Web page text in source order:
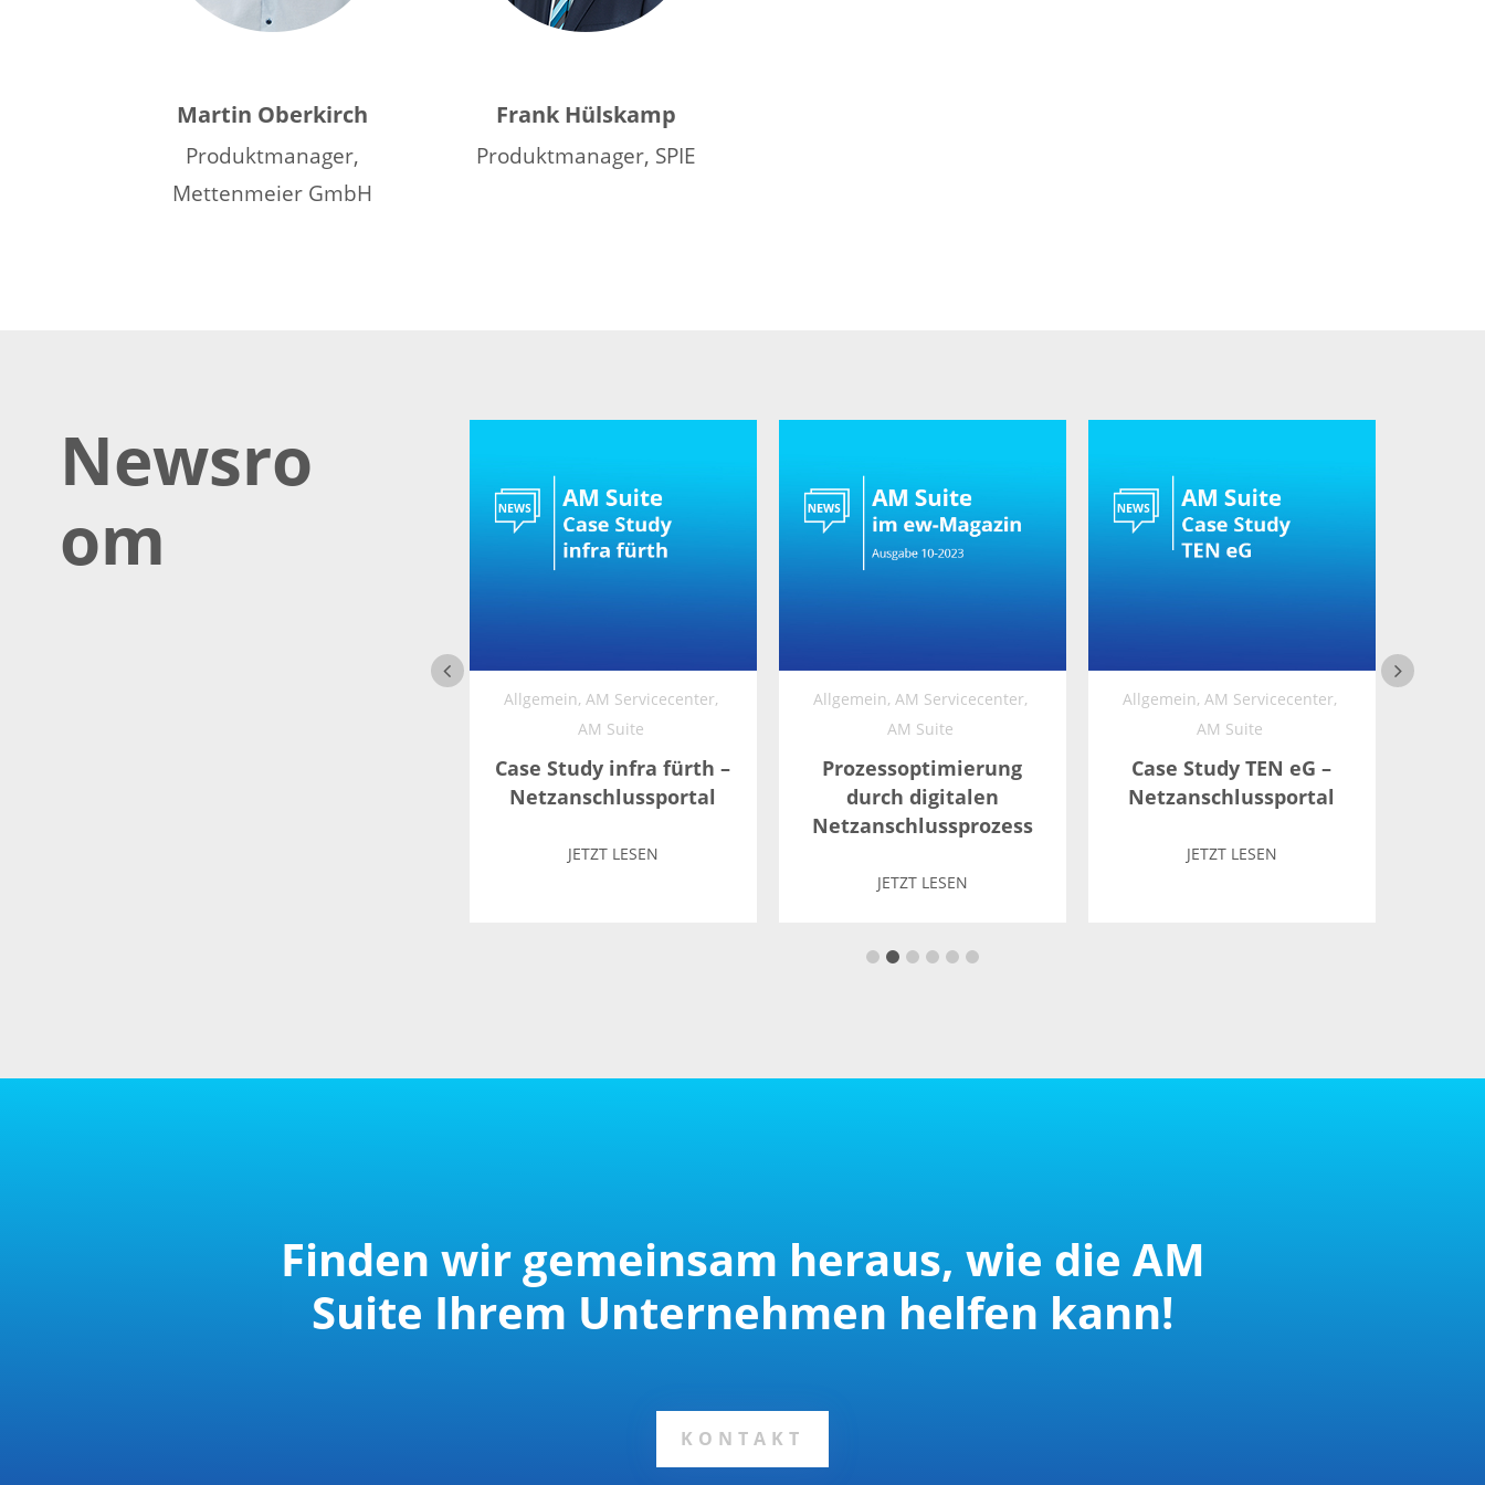
Martin Oberkirch
Produktmanager,
Mettenmeier GmbH
Frank Hülskamp
Produktmanager, SPIE
Newsro
om
Allgemein, AM Servicecenter,
AM Suite
Case Study infra fürth –
Netzanschlussportal
JETZT LESEN
Allgemein, AM Servicecenter,
AM Suite
Prozessoptimierung
durch digitalen
Netzanschlussprozess
JETZT LESEN
Allgemein, AM Servicecenter,
AM Suite
Case Study TEN eG –
Netzanschlussportal
JETZT LESEN
Finden wir gemeinsam heraus, wie die AM
Suite Ihrem Unternehmen helfen kann!
KONTAKT